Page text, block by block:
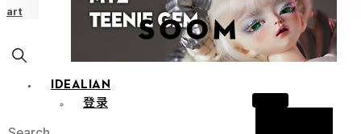
IDEALIAN
登录